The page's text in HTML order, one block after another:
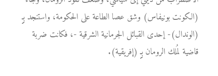
(الكونت بونيفاس) وشق عصا الطاعة على الحكومة، واستنجد بـِِِِِِِِِ
(الوندال)- إحدى القبائل الجرمانية الشرقية -، فكانت ضربة
قاضية لمُلك الرومان بـِِِِِِِِِ (إفريقية).